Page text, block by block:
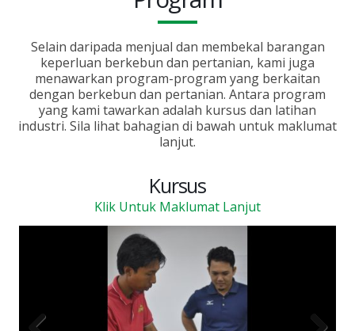
Selain daripada menjual dan membekal barangan
keperluan berkebun dan pertanian, kami juga
menawarkan program-program yang berkaitan
dengan berkebun dan pertanian. Antara program
yang kami tawarkan adalah kursus dan latihan
industri. Sila lihat bahagian di bawah untuk maklumat
lanjut.
Kursus
Klik Untuk Maklumat Lanjut